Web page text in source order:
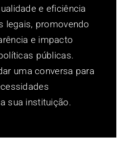
e eficiência
legais, promovendo
e impacto
públicas.
uma conversa para
sua instituição.